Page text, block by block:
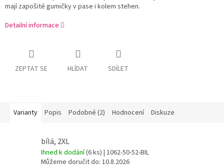
mají zapošité gumičky v pase i kolem stehen.
Detailní informace
ZEPTAT SE HLÍDAT SDÍLET
Varianty Popis Podobné (2) Hodnocení Diskuze
bílá, 2XL
Ihned k dodání(6 ks) | 1062-50-52-BIL
Můžeme doručit do: 10.8.2026